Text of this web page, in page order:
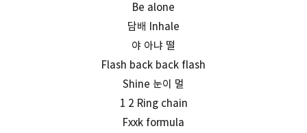
Be alone
담배 Inhale
야 아냐 떨
Flash back back flash
Shine 눈이 멀
1 2 Ring chain
Fxxk formula